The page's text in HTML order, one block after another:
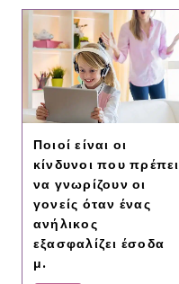
Ποιοί είναι οι
κίνδυνοι που πρέπει
να γνωρίζουν οι
γονείς όταν ένας
ανήλικος
εξασφαλίζει έσοδα
μ.